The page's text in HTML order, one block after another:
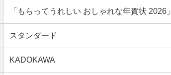
「もらってうれしい おしゃれな年賀状 2026」
スタンダード
KADOKAWA